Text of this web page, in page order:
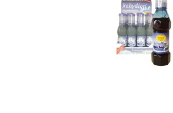
annan webbsida inom vår organisation